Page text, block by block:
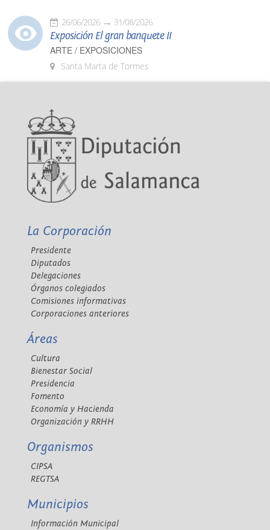
26/06/2026 31/08/2026
Exposición El gran banquete II
ARTE / EXPOSICIONES
Santa Marta de Tormes
La Corporación
Presidente
Diputados
Delegaciones
Órganos colegiados
Comisiones informativas
Corporaciones anteriores
Áreas
Cultura
Bienestar Social
Presidencia
Fomento
Economía y Hacienda
Organización y RRHH
Organismos
CIPSA
REGTSA
Municipios
Información Municipal